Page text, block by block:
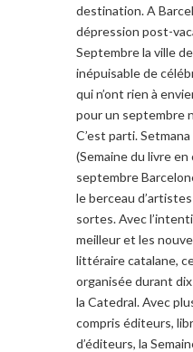
destination. A
dépression post-
Septembre la ville
inépuisable de
qui n’ont rien à
pour un septembre
C’est parti.
(Semaine du livre en
septembre
le berceau
sortes. Avec
meilleur et les
littéraire catalane,
organisée durant
la Catedral. Avec
compris éditeurs,
d’éditeurs, la